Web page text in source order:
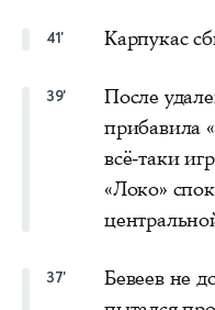
41' Карпукас
39'
После
прибавила
всё-таки
«Локо»
37'
Бевеев не